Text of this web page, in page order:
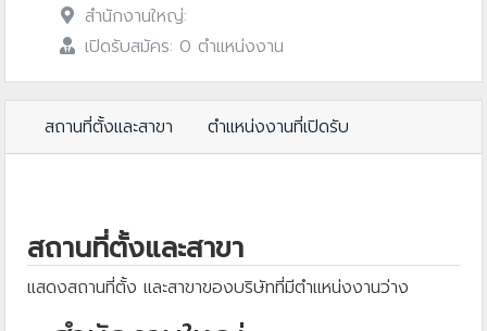
สำนักงานใหญ่:
เปิดรับสมัคร: 0 ตำแหน่งงาน
สถานที่ตั้งและสาขา ตำแหน่งงานที่เปิดรับ
สถานที่ตั้งและสาขา
แสดงสถานที่ตั้ง และสาขาของบริษัทที่มีตำแหน่งงานว่าง